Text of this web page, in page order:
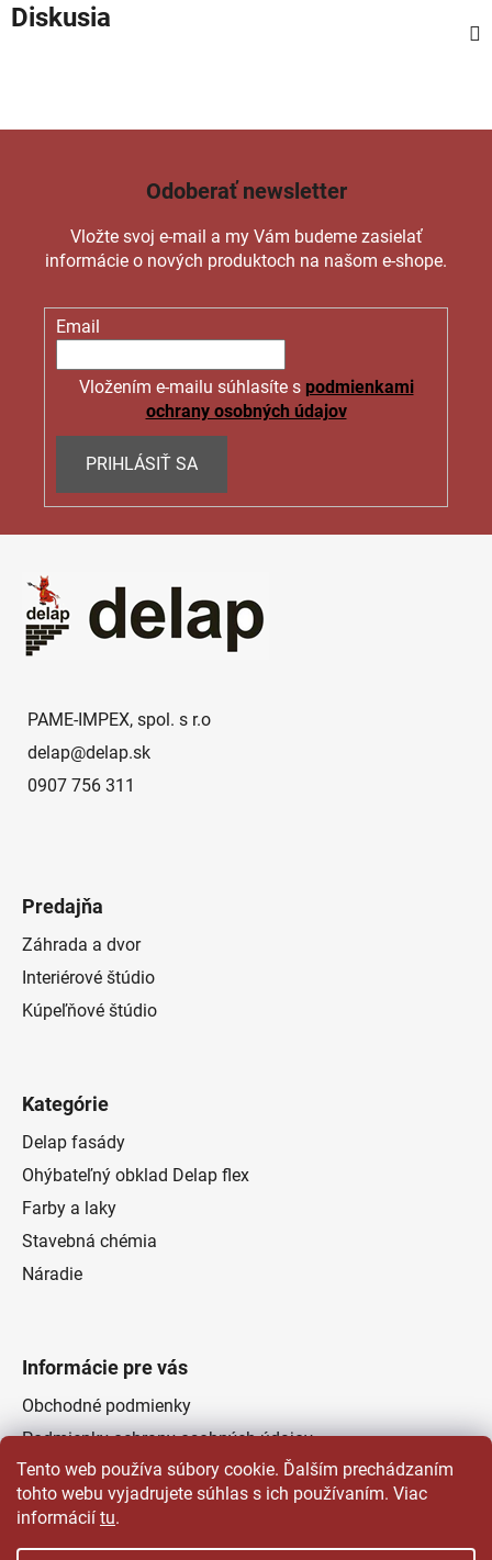
Tento web používa súbory cookie. Ďalším prechádzaním
tohto webu vyjadrujete súhlas s ich používaním. Viac
informácií tu.
Diskusia
Odoberať newsletter
Vložte svoj e-mail a my Vám budeme zasielať
informácie o nových produktoch na našom e-shope.
Email
Vložením e-mailu súhlasíte s podmienkami
ochrany osobných údajov
PRIHLÁSIŤ SA
PAME-IMPEX, spol. s r.o
delap@delap.sk
0907 756 311
Predajňa
Záhrada a dvor
Interiérové štúdio
Kúpeľňové štúdio
Kategórie
Delap fasády
Ohýbateľný obklad Delap flex
Farby a laky
Stavebná chémia
Náradie
Informácie pre vás
Obchodné podmienky
Podmienky ochrany osobných údajov
Odstúpenie od zmluvy
Kontakty